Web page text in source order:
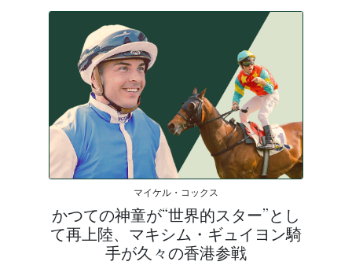
マイケル・コックス
かつての神童が“世界的スター”とし
て再上陸、マキシム・ギュイヨン騎
手が久々の香港参戦